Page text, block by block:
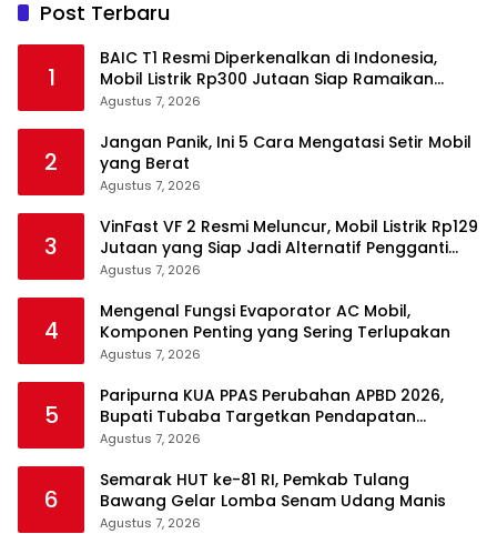
Post Terbaru
1
BAIC T1 Resmi Diperkenalkan di Indonesia,
Mobil Listrik Rp300 Jutaan Siap Ramaikan
Pasar EV
Agustus 7, 2026
2
Jangan Panik, Ini 5 Cara Mengatasi Setir Mobil
yang Berat
Agustus 7, 2026
3
VinFast VF 2 Resmi Meluncur, Mobil Listrik Rp129
Jutaan yang Siap Jadi Alternatif Pengganti
Motor
Agustus 7, 2026
4
Mengenal Fungsi Evaporator AC Mobil,
Komponen Penting yang Sering Terlupakan
Agustus 7, 2026
5
Paripurna KUA PPAS Perubahan APBD 2026,
Bupati Tubaba Targetkan Pendapatan
Daerah Rp820,3 Miliar
Agustus 7, 2026
6
Semarak HUT ke-81 RI, Pemkab Tulang
Bawang Gelar Lomba Senam Udang Manis
Agustus 7, 2026